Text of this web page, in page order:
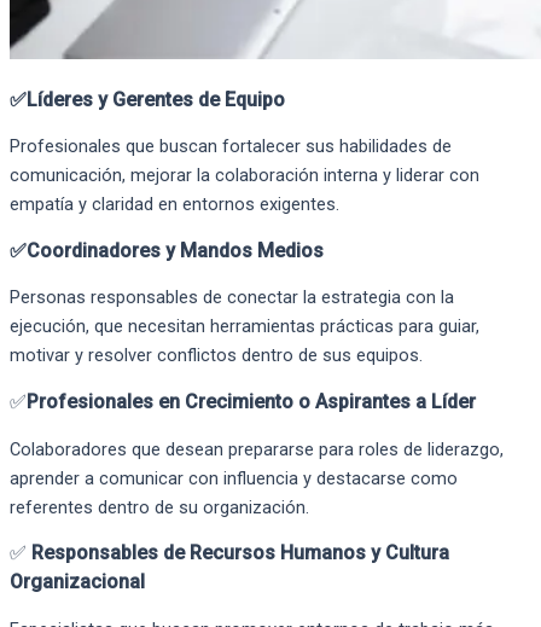
✅Líderes y Gerentes de Equipo
Profesionales que buscan fortalecer sus habilidades de
comunicación, mejorar la colaboración interna y liderar con
empatía y claridad en entornos exigentes.
✅Coordinadores y Mandos Medios
Personas responsables de conectar la estrategia con la
ejecución, que necesitan herramientas prácticas para guiar,
motivar y resolver conflictos dentro de sus equipos.
✅Profesionales en Crecimiento o Aspirantes a Líder
Colaboradores que desean prepararse para roles de liderazgo,
aprender a comunicar con influencia y destacarse como
referentes dentro de su organización.
✅ Responsables de Recursos Humanos y Cultura
Organizacional